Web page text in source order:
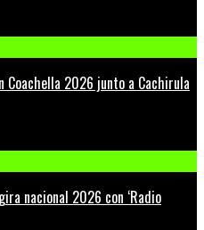
2026 junto a Cachirula
nacional 2026 con ‘Radio